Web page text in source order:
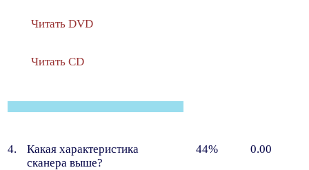
Читать DVD
Читать CD
4.
Какая характеристика
сканера выше?
44% 0.00